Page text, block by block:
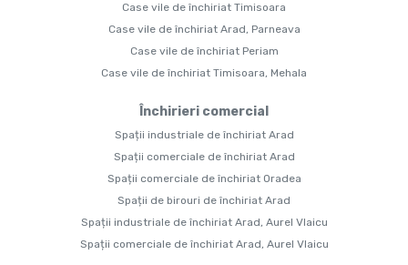
Case vile de închiriat Timisoara
Case vile de închiriat Arad, Parneava
Case vile de închiriat Periam
Case vile de închiriat Timisoara, Mehala
Închirieri comercial
Spații industriale de închiriat Arad
Spații comerciale de închiriat Arad
Spații comerciale de închiriat Oradea
Spații de birouri de închiriat Arad
Spații industriale de închiriat Arad, Aurel Vlaicu
Spații comerciale de închiriat Arad, Aurel Vlaicu